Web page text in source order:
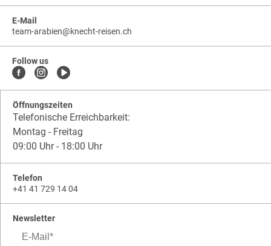
E-Mail
team-arabien@knecht-reisen.ch
Follow us
Öffnungszeiten
Telefonische Erreichbarkeit:
Montag - Freitag
09:00 Uhr - 18:00 Uhr
Telefon
+41 41 729 14 04
Newsletter